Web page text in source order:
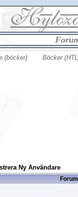
(böcker) Böcker
Ny Användare